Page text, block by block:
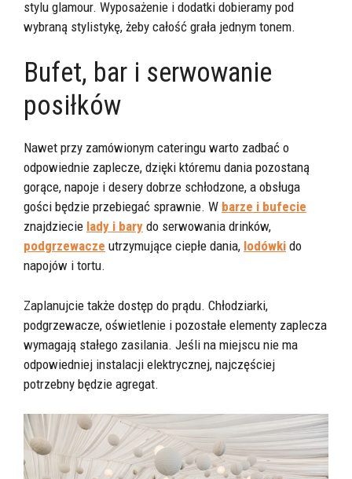
stylu glamour. Wyposażenie i dodatki dobieramy pod
wybraną stylistykę, żeby całość grała jednym tonem.
Bufet, bar i serwowanie
posiłków
Nawet przy zamówionym cateringu warto zadbać o
odpowiednie zaplecze, dzięki któremu dania pozostaną
gorące, napoje i desery dobrze schłodzone, a obsługa
gości będzie przebiegać sprawnie. W barze i bufecie
znajdziecie lady i bary do serwowania drinków,
podgrzewacze utrzymujące ciepłe dania, lodówki do
napojów i tortu.
Zaplanujcie także dostęp do prądu. Chłodziarki,
podgrzewacze, oświetlenie i pozostałe elementy zaplecza
wymagają stałego zasilania. Jeśli na miejscu nie ma
odpowiedniej instalacji elektrycznej, najczęściej
potrzebny będzie agregat.